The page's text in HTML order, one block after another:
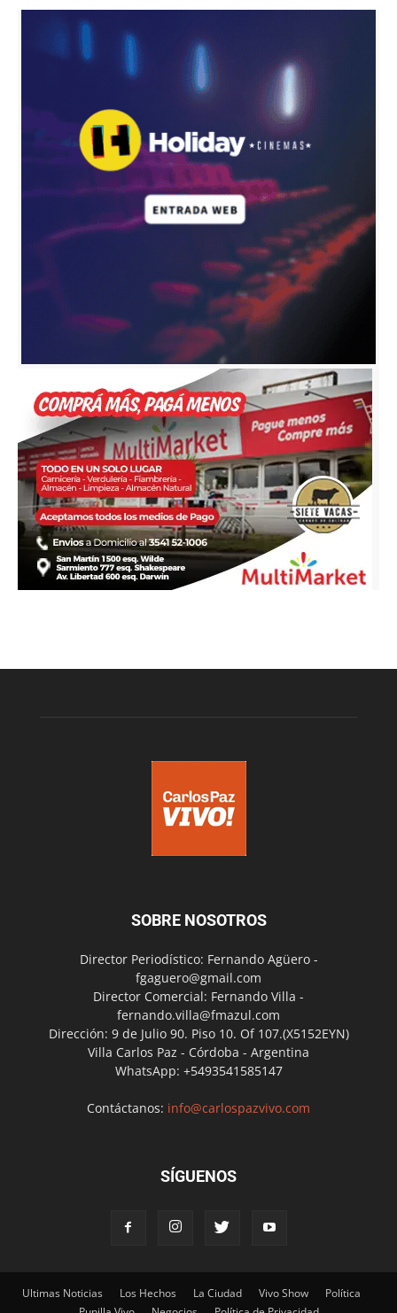
SOBRE NOSOTROS
Director Periodístico: Fernando Agüero -
fgaguero@gmail.com
Director Comercial: Fernando Villa -
fernando.villa@fmazul.com
Dirección: 9 de Julio 90. Piso 10. Of 107.(X5152EYN)
Villa Carlos Paz - Córdoba - Argentina
WhatsApp: +5493541585147
Contáctanos: info@carlospazvivo.com
SÍGUENOS
Ultimas Noticias Los Hechos La Ciudad Vivo Show
Política